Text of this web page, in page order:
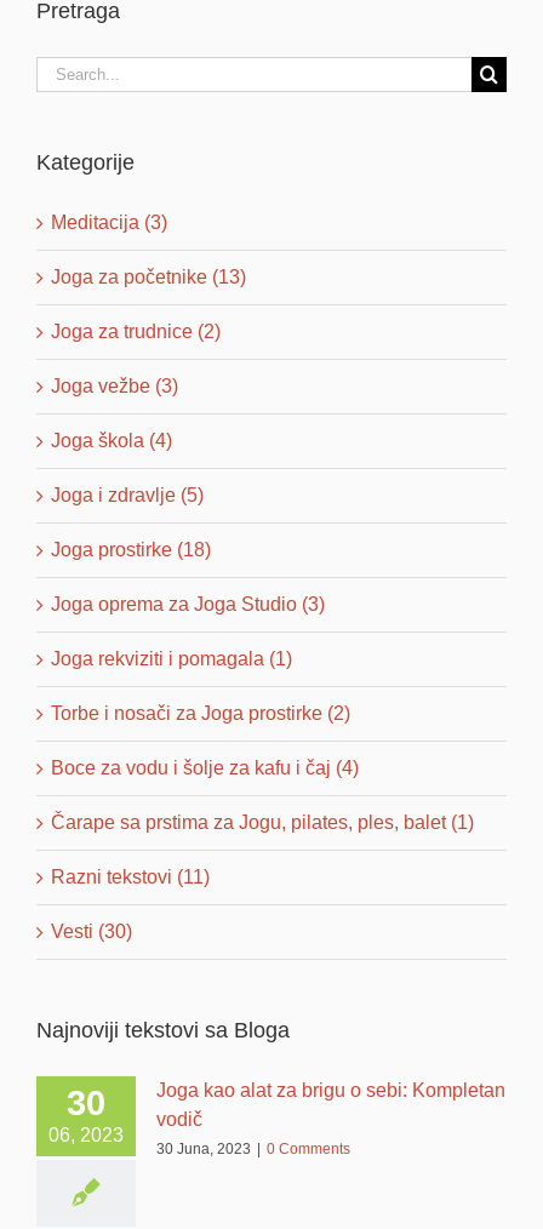
Pretraga
Search
for:
Kategorije
Meditacija (3)
Joga za početnike (13)
Joga za trudnice (2)
Joga vežbe (3)
Joga škola (4)
Joga i zdravlje (5)
Joga prostirke (18)
Joga oprema za Joga Studio (3)
Joga rekviziti i pomagala (1)
Torbe i nosači za Joga prostirke (2)
Boce za vodu i šolje za kafu i čaj (4)
Čarape sa prstima za Jogu, pilates, ples, balet (1)
Razni tekstovi (11)
Vesti (30)
Najnoviji tekstovi sa Bloga
30
06, 2023
Joga kao alat za brigu o sebi: Kompletan
vodič
30 Juna, 2023 | 0 Comments